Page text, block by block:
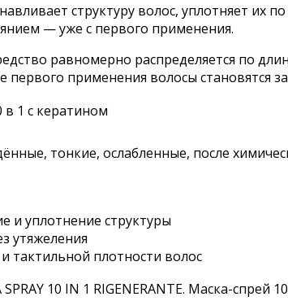
структуру волос, уплотняет
— уже с первого применения.
равномерно распределяется по
первого применения волосы
в 1 с кератином
тонкие, ослабленные, после
и уплотнение структуры
утяжеления
тактильной плотности волос
SPRAY 10 IN 1 RIGENERANTE. Маска-